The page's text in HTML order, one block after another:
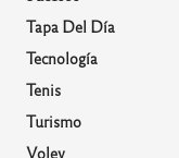
Tapa Del Día
Tecnología
Tenis
Turismo
Voley